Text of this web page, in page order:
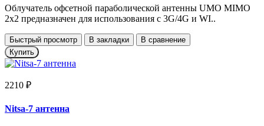
Облучатель офсетной параболической антенны UMO MIMO
2x2 предназначен для использования с 3G/4G и WI..
Быстрый просмотр В закладки
В сравнение
Купить
2210 ₽
Nitsa-7 антенна